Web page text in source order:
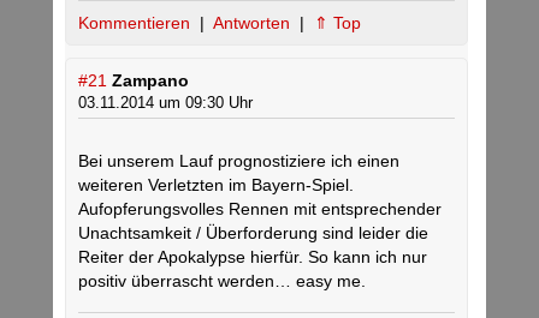
Kommentieren | Antworten | ⇑ Top
#21 Zampano
03.11.2014 um 09:30 Uhr
Bei unserem Lauf prognostiziere ich einen
weiteren Verletzten im Bayern-Spiel.
Aufopferungsvolles Rennen mit entsprechender
Unachtsamkeit / Überforderung sind leider die
Reiter der Apokalypse hierfür. So kann ich nur
positiv überrascht werden… easy me.